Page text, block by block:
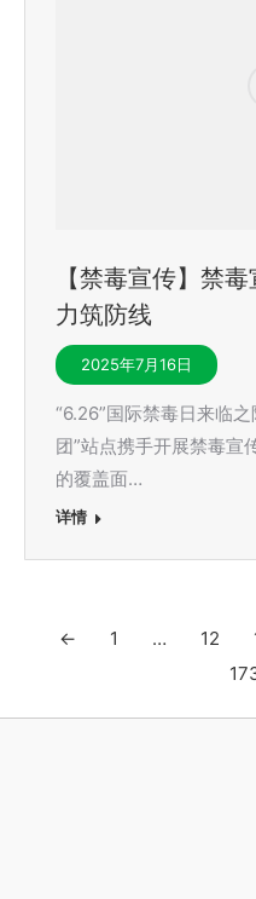
【禁毒宣传】禁
力筑防线
2025年7月16日
“6.26”国际禁毒日来临
团”站点携手开展禁毒宣
的覆盖面…
详情
← 1 … 12